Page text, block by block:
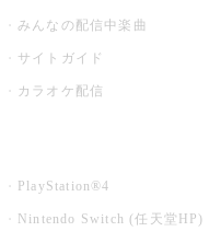
みんなの配信中楽曲
サイトガイド
カラオケ配信
PlayStation®4
Nintendo Switch (任天堂HP)